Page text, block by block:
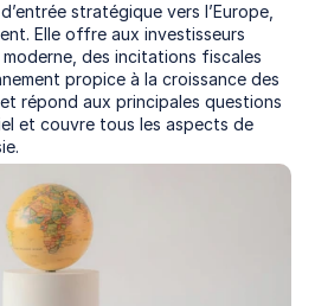
stratégique vers l’Europe,
Elle offre aux investisseurs
des incitations fiscales
propice à la croissance des
répond aux principales questions
et couvre tous les aspects de